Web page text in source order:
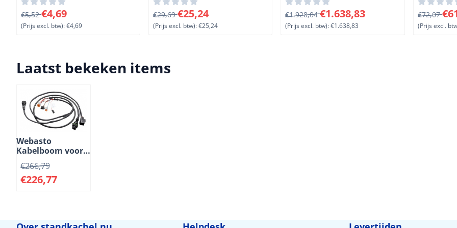
Van 5,52 voor 4,69, exclusief btw: 4,69
€5,52€4,69
(Prijs excl. btw):€4,69
Van 29,69 voor 25,24, exclusief btw: 25,24
€29,69€25,24
(Prijs excl. btw):€25,24
Van 1 928,04 voor 1 638,83, exclusief btw: 1
€1.928,04€1.638,83
(Prijs excl. btw):€1.638,83
meter
Van
€72,07
(Prijs excl.
Laatst bekeken items
Webasto
Kabelboom voor
Thermo
230/300/350
kachels
€266,79
€226,77